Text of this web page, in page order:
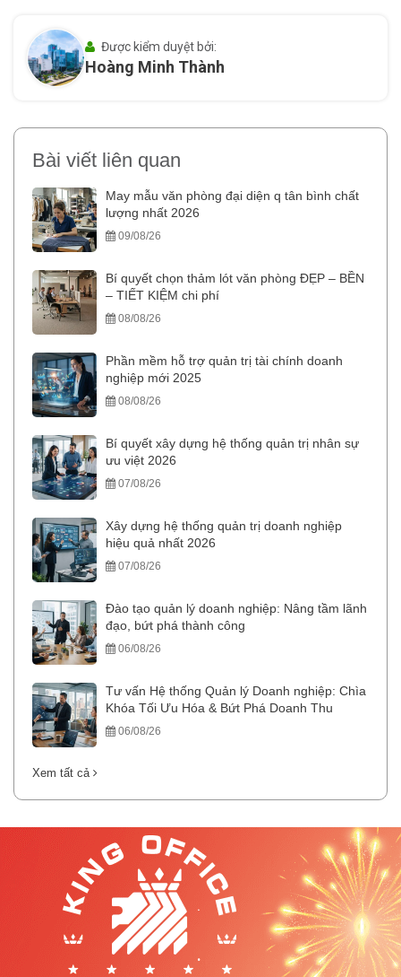
Được kiểm duyệt bởi:
Hoàng Minh Thành
Bài viết liên quan
May mẫu văn phòng đại diện q tân bình chất
lượng nhất 2026
09/08/26
Bí quyết chọn thảm lót văn phòng ĐẸP – BỀN
– TIẾT KIỆM chi phí
08/08/26
Phần mềm hỗ trợ quản trị tài chính doanh
nghiệp mới 2025
08/08/26
Bí quyết xây dựng hệ thống quản trị nhân sự
ưu việt 2026
07/08/26
Xây dựng hệ thống quản trị doanh nghiệp
hiệu quả nhất 2026
07/08/26
Đào tạo quản lý doanh nghiệp: Nâng tầm lãnh
đạo, bứt phá thành công
06/08/26
Tư vấn Hệ thống Quản lý Doanh nghiệp: Chìa
Khóa Tối Ưu Hóa & Bứt Phá Doanh Thu
06/08/26
Xem tất cả
.
.